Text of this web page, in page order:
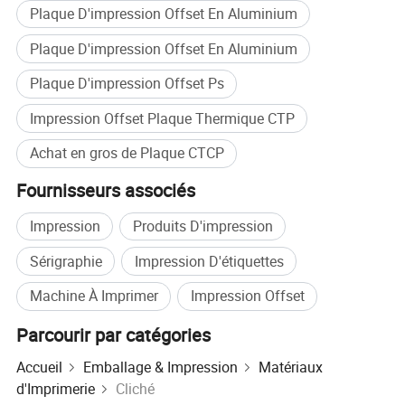
Taille de la plaque : selon les exigences du client, peut
être découpé dans d'autres spécifications, largeur max.
Jusqu'à 1 500 mm
Traitement de plaque : grain multicouches
électrochimique, film d'oxydation onodique, traitement
hydrophile de haute qualité par scellage chimique.
Sensibilité du spectromètre : 830 mm
Perte énergie requise : 110-130mj/cm ²
Résolution : 1-99%(200lpi),240lpi/10Ufm
Longueur de la course : 100000 (sans cuisson) 300000
(cuit)
Couleur de revêtement : bleu
Environnement de travail : salle lumineuse
Plaque D'impression Offset En Aluminium
Plaque D'impression Offset En Aluminium
Plaque D'impression Offset Ps
Impression Offset Plaque Thermique CTP
Achat en gros de Plaque CTCP
Fournisseurs associés
Impression
Produits D'impression
Sérigraphie
Impression D'étiquettes
Machine À Imprimer
Impression Offset
Parcourir par catégories
Accueil Emballage & Impression
Matériaux
d'Imprimerie
Cliché